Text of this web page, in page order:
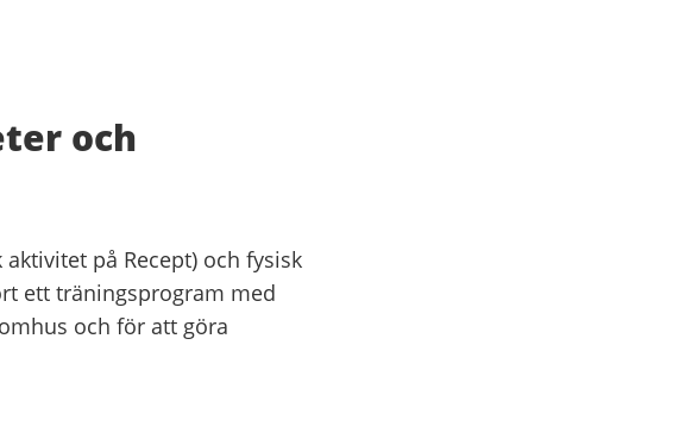
och
på Recept) och fysisk
ett träningsprogram med
och för att göra